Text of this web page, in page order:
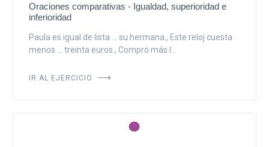
Oraciones comparativas - Igualdad, superioridad e
inferioridad
Paula es igual de lista ... su hermana., Este reloj cuesta
menos ... treinta euros., Compró más l...
IR AL EJERCICIO